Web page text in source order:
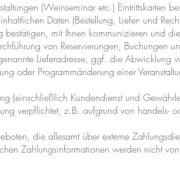
(Weinseminar etc.) Eintrittskarten
Daten (Bestellung, Liefer- und
mit Ihnen kommunizieren und
von Reservierungen, Buchungen
Lieferadresse, ggf. die Abwicklung
oder Programmänderung einer
(einschließlich Kundendienst und
verpflichtet, z.B. aufgrund von handels-
die allesamt über externe
Zahlungsinformationen werden nicht